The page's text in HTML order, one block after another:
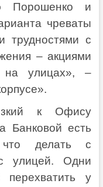
Порошенко и
чреваты
трудностями с
– акциями
на улицах», –
к Офису
Банковой есть
делать с
улицей. Одни
у